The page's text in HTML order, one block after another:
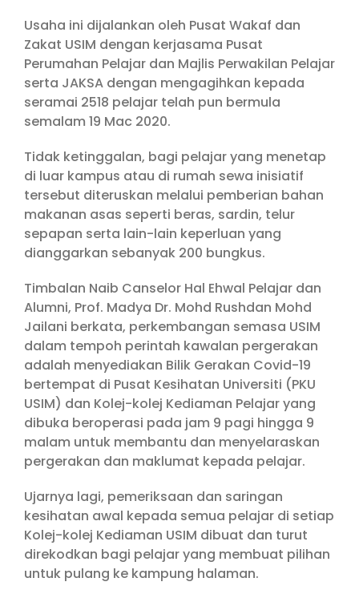
Usaha ini dijalankan oleh Pusat Wakaf dan
Zakat USIM dengan kerjasama Pusat
Perumahan Pelajar dan Majlis Perwakilan Pelajar
serta JAKSA dengan mengagihkan kepada
seramai 2518 pelajar telah pun bermula
semalam 19 Mac 2020.
Tidak ketinggalan, bagi pelajar yang menetap
di luar kampus atau di rumah sewa inisiatif
tersebut diteruskan melalui pemberian bahan
makanan asas seperti beras, sardin, telur
sepapan serta lain-lain keperluan yang
dianggarkan sebanyak 200 bungkus.
Timbalan Naib Canselor Hal Ehwal Pelajar dan
Alumni, Prof. Madya Dr. Mohd Rushdan Mohd
Jailani berkata, perkembangan semasa USIM
dalam tempoh perintah kawalan pergerakan
adalah menyediakan Bilik Gerakan Covid-19
bertempat di Pusat Kesihatan Universiti (PKU
USIM) dan Kolej-kolej Kediaman Pelajar yang
dibuka beroperasi pada jam 9 pagi hingga 9
malam untuk membantu dan menyelaraskan
pergerakan dan maklumat kepada pelajar.
Ujarnya lagi, pemeriksaan dan saringan
kesihatan awal kepada semua pelajar di setiap
Kolej-kolej Kediaman USIM dibuat dan turut
direkodkan bagi pelajar yang membuat pilihan
untuk pulang ke kampung halaman.